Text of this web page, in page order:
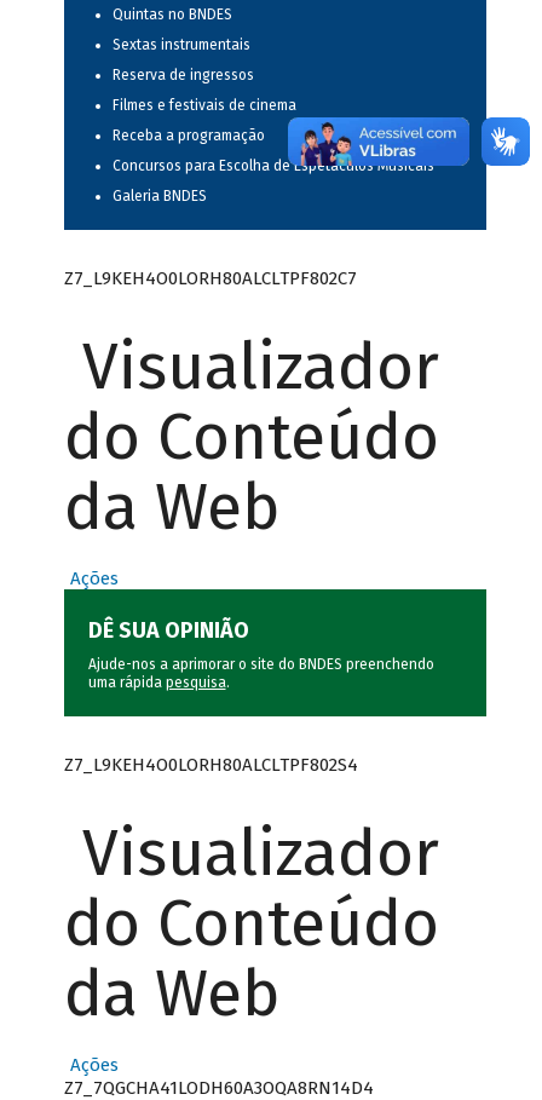
Quintas no BNDES
Sextas instrumentais
Reserva de ingressos
Filmes e festivais de cinema
Receba a programação
Concursos para Escolha de Espetáculos Musicais
Galeria BNDES
Z7_L9KEH4O0LORH80ALCLTPF802C7
Visualizador
do Conteúdo
da Web
Ações
DÊ SUA OPINIÃO
Ajude-nos a aprimorar o site do BNDES preenchendo
uma rápida pesquisa.
Z7_L9KEH4O0LORH80ALCLTPF802S4
Visualizador
do Conteúdo
da Web
Ações
Z7_7QGCHA41LODH60A3OQA8RN14D4